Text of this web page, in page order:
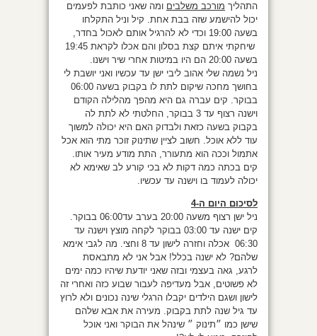
התהליך מורכב משלבים ומה שאני כותבת לפעמים
יכול להישמע שזה בבת אחת. קיל וניל התקלחו
בשעה 19:00 וכדי לא להרגיל אותם לאכול בחדר,
שיחקתי איתם קצת בסלון והם אכלו לקראת 19:45
בשעה 20:00 הם היו במיטות אחרי שיר וישנו.
ניל נשמה שלי אהוב ליבי ישן עד עכשיו ואני יושבת לי
בחושך מחכה שיקום לתת לו בקבוק בשעה 06:00
בבוקר. קים עברה גם היא מהפך מהלילה הקודם
וישנה רצוף עד 3 בבוקר, החלטתי לא לתת לה
בקבוק בשעה כזאת ולבדוק האם היא יכולה למשוך
עוד ללא אוכל. חשוב לציין שתינוק זוכר מתי הוא אכל
אתמול וככה הוא מתעורר, התת מודע מעיר אותו.
קים בכתה כמה דקות לא בכי קורע לב שאימא לא
יכולה לעמוד בו וישנה עד עכשיו.
לסיכום היום ה-4
ניל ישן רצוף משעה 20:00 בערב עד06:00 בבוקר.
קים ישנה עד 03:00 בבוקר לקחה מוצץ וישנה עד
06:30 אכלה וחזרה לישון עד 8 וחצי. מה לגבי אימא
שלהם? לא ישנה בכלל! אבל אני לא מתבאסת
לרגע, גאה בעצמי ובזה שאני יודעת שיהיו כמה ימים
לא פשוטים, אבל מעדיפה לעבור שבוע כזה ואחרי זה
לישון ושגם הילדים יקבלו הרגלי שינה נכונים ולא לרוץ
עד גיל שנה לתת בקבוק. מעירה את אבא שלהם
שישן כמו ״תינוק ״ שינהל את הבוקר ואני אוכל